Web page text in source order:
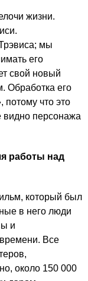
жизни.
мы
его
свой новый
Обработка его
потому что это
видно персонажа
работы над
который был
в него люди
и
Все
около 150 000